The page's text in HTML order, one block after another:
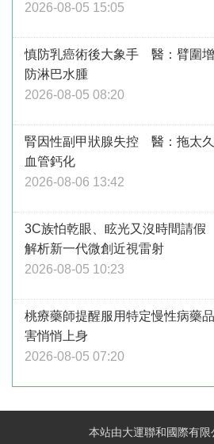
2026-08-05 15:05
慎防乳癌術後大象手 醫：臂圍
防淋巴水腫
2026-08-05 08:20
腎因性副甲狀腺失控 醫：拖太
血管鈣化
2026-08-06 13:42
3C族怕乾眼、眩光又沒時間請
解析新一代微創近視雷射
2026-08-05 10:23
桃療藥師提醒服用特定慢性病藥
害悄悄上身
2026-08-05 07:20
本站由大運聯和國際有限